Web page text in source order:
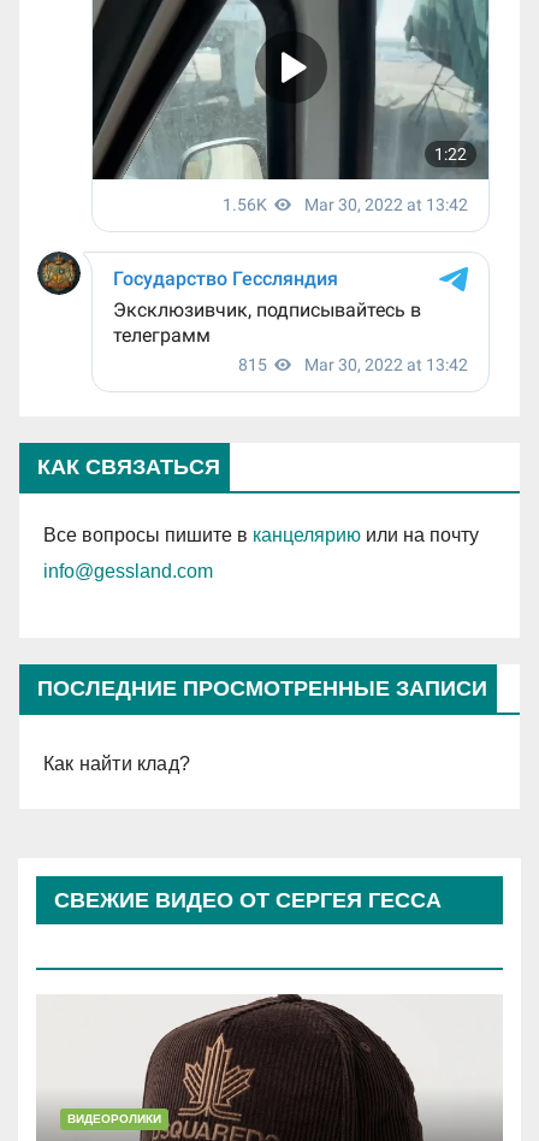
КАК СВЯЗАТЬСЯ
Все вопросы пишите в канцелярию или на почту
info@gessland.com
ПОСЛЕДНИЕ ПРОСМОТРЕННЫЕ ЗАПИСИ
Как найти клад?
СВЕЖИЕ ВИДЕО ОТ СЕРГЕЯ ГЕССА
ВИДЕОРОЛИКИ